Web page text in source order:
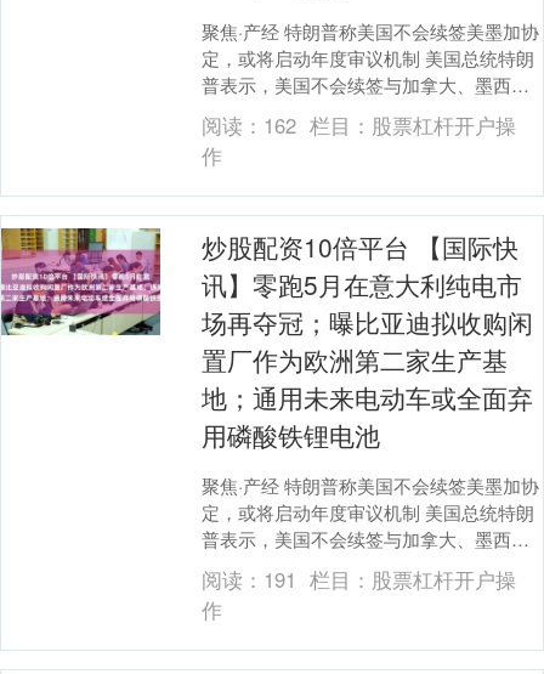
聚焦·产经 特朗普称美国不会续签美墨加协
定，或将启动年度审议机制 美国总统特朗
普表示，美国不会续签与加拿大、墨西哥
达成的贸易协定，这预示着三方将围绕汽
车及其他重....
阅读： 162 栏目： 股票杠杆开户操
作
炒股配资10倍平台 【国际快
讯】零跑5月在意大利纯电市
场再夺冠；曝比亚迪拟收购闲
置厂作为欧洲第二家生产基
地；通用未来电动车或全面弃
用磷酸铁锂电池
聚焦·产经 特朗普称美国不会续签美墨加协
定，或将启动年度审议机制 美国总统特朗
普表示，美国不会续签与加拿大、墨西哥
达成的贸易协定，这预示着三方将围绕汽
车及其他重....
阅读： 191 栏目： 股票杠杆开户操
作